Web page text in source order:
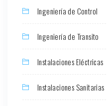
Ingeniería de Control
Ingeniería de Transito
Instalaciones Eléctricas
Instalaciones Sanitarias